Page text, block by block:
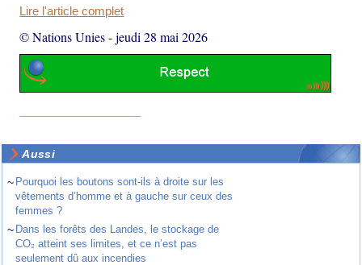
Lire l'article complet
© Nations Unies-jeudi 28 mai 2026
Aussi
~ Pourquoi les boutons sont-ils à droite sur les
vêtements d’homme et à gauche sur ceux des
femmes ?
~ Dans les forêts des Landes, le stockage de
CO₂ atteint ses limites, et ce n’est pas
seulement dû aux incendies